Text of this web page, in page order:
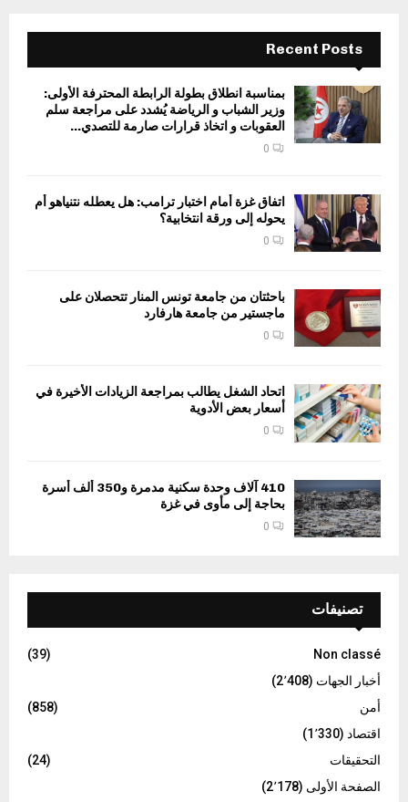
Recent Posts
بمناسبة انطلاق بطولة الرابطة المحترفة الأولى:
وزير الشباب و الرياضة يُشدد على مراجعة سلم
العقوبات و اتخاذ قرارات صارمة للتصدي...
0
اتفاق غزة أمام اختبار ترامب: هل يعطله نتنياهو أم
يحوله إلى ورقة انتخابية؟
0
باحثتان من جامعة تونس المنار تتحصلان على
ماجستير من جامعة هارفارد
0
اتحاد الشغل يطالب بمراجعة الزيادات الأخيرة في
أسعار بعض الأدوية
0
410 آلاف وحدة سكنية مدمرة و350 ألف أسرة
بحاجة إلى مأوى في غزة
0
تصنيفات
Non classé
(39)
أخبار الجهات (2٬408)
أمن
(858)
اقتصاد (1٬330)
التحقيقات
(24)
الصفحة الأولى (2٬178)